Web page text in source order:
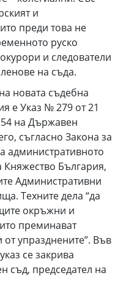
и
преди това не
руско
и следователи
на съда.
новата съдебна
е Указ № 279 от 21
на Държавен
съгласно Закона за
административното
Княжество България,
Административни
Техните дела “да
окръжни и
преминават
упразднените”. Във
се закрива
съд, председател на